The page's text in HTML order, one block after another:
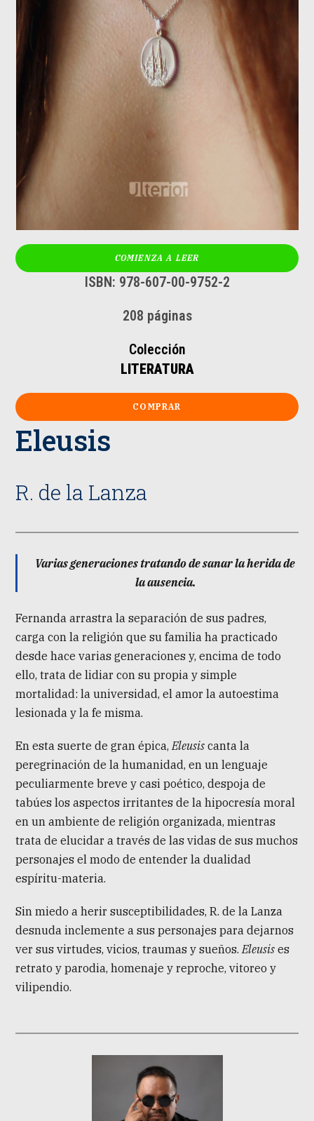
COMIENZA A LEER
ISBN: 978-607-00-9752-2
208 páginas
Colección
LITERATURA
COMPRAR
Eleusis
R. de la Lanza
Varias generaciones tratando de sanar la herida de
la ausencia.
Fernanda arrastra la separación de sus padres,
carga con la religión que su familia ha practicado
desde hace varias generaciones y, encima de todo
ello, trata de lidiar con su propia y simple
mortalidad: la universidad, el amor la autoestima
lesionada y la fe misma.
En esta suerte de gran épica,Eleusis canta la
peregrinación de la humanidad, en un lenguaje
peculiarmente breve y casi poético, despoja de
tabúes los aspectos irritantes de la hipocresía moral
en un ambiente de religión organizada, mientras
trata de elucidar a través de las vidas de sus muchos
personajes el modo de entender la dualidad
espíritu-materia.
Sin miedo a herir susceptibilidades, R. de la Lanza
desnuda inclemente a sus personajes para dejarnos
ver sus virtudes, vicios, traumas y sueños.Eleusis es
retrato y parodia, homenaje y reproche, vitoreo y
vilipendio.